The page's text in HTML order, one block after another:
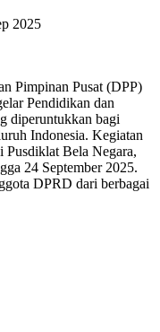
2025
Pimpinan Pusat (DPP)
Pendidikan dan
diperuntukkan bagi
Indonesia. Kegiatan
Pusdiklat Bela Negara,
24 September 2025.
DPRD dari berbagai